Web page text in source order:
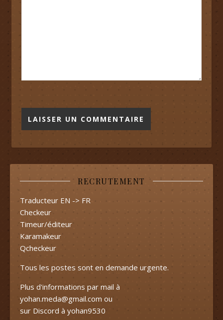
RECRUTEMENT
Traducteur EN -> FR
Checkeur
Timeur/éditeur
Karamakeur
Qcheckeur
Tous les postes sont en demande urgente.
Plus d'informations par mail à
yohan.meda@gmail.com ou
sur Discord à yohan9530